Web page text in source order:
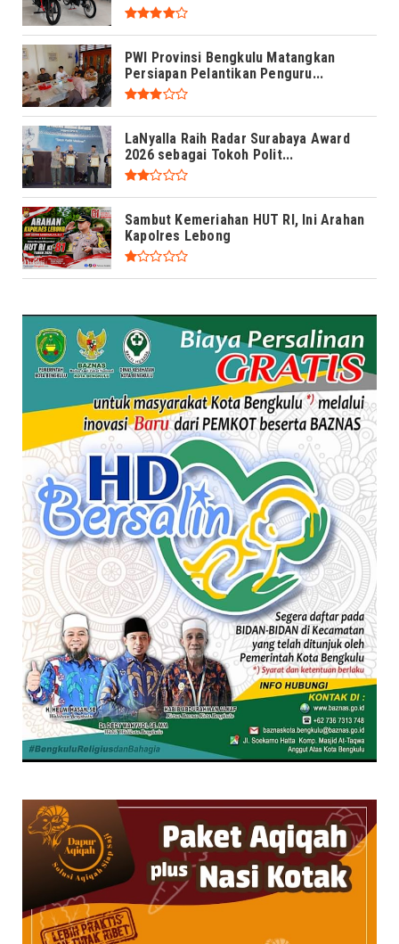
PWI Provinsi Bengkulu Matangkan
Persiapan Pelantikan Penguru...
LaNyalla Raih Radar Surabaya Award
2026 sebagai Tokoh Polit...
Sambut Kemeriahan HUT RI, Ini Arahan
Kapolres Lebong